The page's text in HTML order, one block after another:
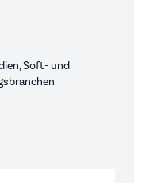
Soft- und